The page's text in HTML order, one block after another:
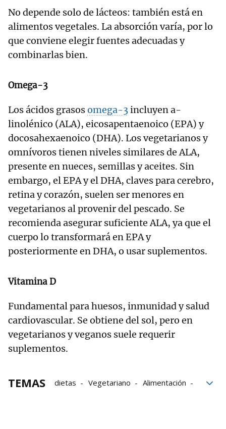
No depende solo de lácteos: también está en
alimentos vegetales. La absorción varía, por lo
que conviene elegir fuentes adecuadas y
combinarlas bien.
Omega-3
Los ácidos grasosomega-3incluyen a-
linolénico (ALA), eicosapentaenoico (EPA) y
docosahexaenoico (DHA). Los vegetarianos y
omnívoros tienen niveles similares de ALA,
presente en nueces, semillas y aceites. Sin
embargo, el EPA y el DHA, claves para cerebro,
retina y corazón, suelen ser menores en
vegetarianos al provenir del pescado. Se
recomienda asegurar suficiente ALA, ya que el
cuerpo lo transformará en EPA y
posteriormente en DHA, o usar suplementos.
Vitamina D
Fundamental para huesos, inmunidad y salud
cardiovascular. Se obtiene del sol, pero en
vegetarianos y veganos suele requerir
suplementos.
TEMAS dietas Vegetariano
Alimentación